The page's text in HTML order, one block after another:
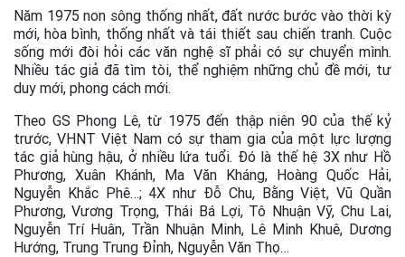
Năm 1975 non sông thống nhất, đất nước bước vào thời kỳ
mới, hòa bình, thống nhất và tái thiết sau chiến tranh. Cuộc
sống mới đòi hỏi các văn nghệ sĩ phải có sự chuyển mình.
Nhiều tác giả đã tìm tòi, thể nghiệm những chủ đề mới, tư
duy mới, phong cách mới.
Theo GS Phong Lê, từ 1975 đến thập niên 90 của thế kỷ
trước, VHNT Việt Nam có sự tham gia của một lực lượng
tác giả hùng hậu, ở nhiều lứa tuổi. Đó là thế hệ 3X như Hồ
Phương, Xuân Khánh, Ma Văn Kháng, Hoàng Quốc Hải,
Nguyễn Khắc Phê…; 4X như Đỗ Chu, Bằng Việt, Vũ Quần
Phương, Vương Trọng, Thái Bá Lợi, Tô Nhuận Vỹ, Chu Lai,
Nguyễn Trí Huân, Trần Nhuận Minh, Lê Minh Khuê, Dương
Hướng, Trung Trung Đỉnh, Nguyễn Văn Thọ…